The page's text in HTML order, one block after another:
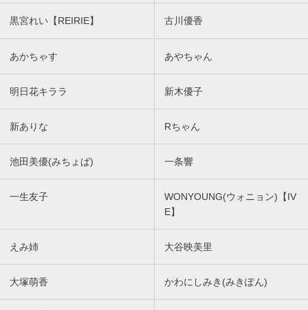
黒宮れい【REIRIE】 古川優香
あかちゃす あやちゃん
明日花キララ 新木優子
新ありな Rちゃん
池田美優(みちょぱ) 一条響
一生友子
WONYOUNG(ウォニョン)【IV
E】
えみ姉 大谷映美里
大塚萌香 かわにしみき(みきぽん)